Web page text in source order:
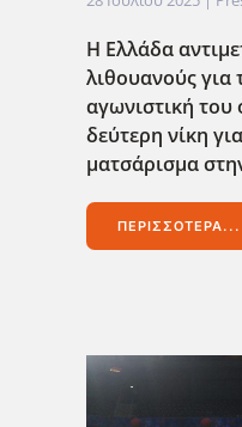
Η Ελλάδα
λιθουανούς για
αγωνιστική του
δεύτερη νίκη
ματσάρισμα
ΠΕΡΙΣΣΌΤΕΡΑ...